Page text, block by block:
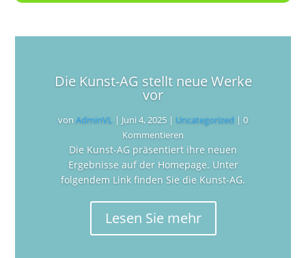
Die Kunst-AG stellt neue Werke
vor
von AdminVL | Juni 4, 2025 | Uncategorized | 0
Kommentieren
Die Kunst-AG präsentiert ihre neuen
Ergebnisse auf der Homepage. Unter
folgendem Link finden Sie die Kunst-AG.
Lesen Sie mehr